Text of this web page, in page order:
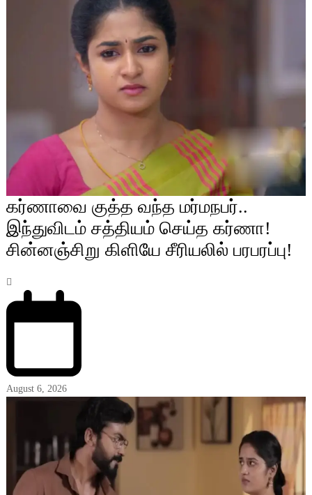
கர்ணாவை குத்த வந்த மர்மநபர்..
இந்துவிடம் சத்தியம் செய்த கர்ணா!
சின்னஞ்சிறு கிளியே சீரியலில் பரபரப்பு!
August 6, 2026